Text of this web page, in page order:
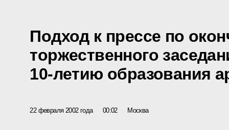
Подход к прессе по
торжественного
10-летию образования
22 февраля 2002 года 00:02 Москва